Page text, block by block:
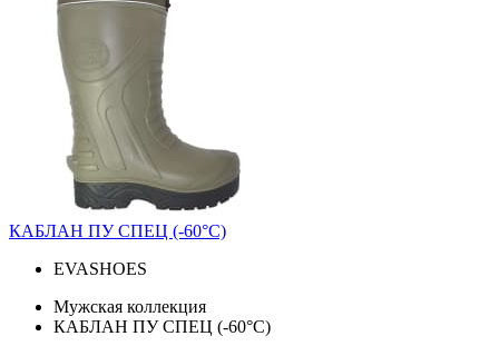
КАБЛАН ПУ СПЕЦ (-60°С)
EVASHOES
Мужская коллекция
КАБЛАН ПУ СПЕЦ (-60°С)